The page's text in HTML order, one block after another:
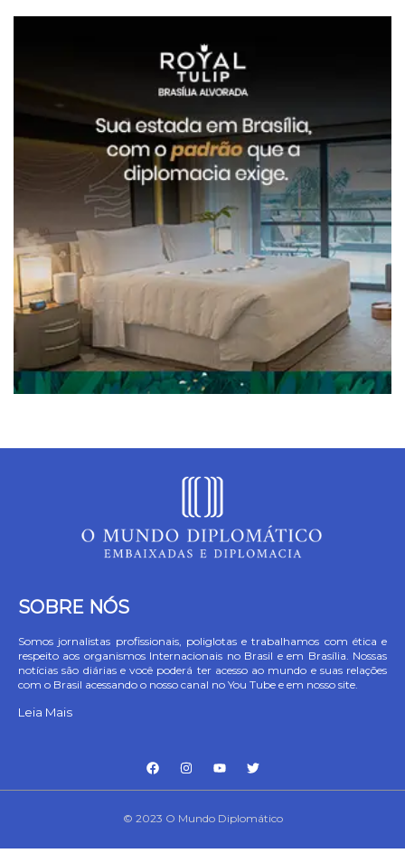
SOBRE NÓS
Somos jornalistas profissionais, poliglotas e trabalhamos com ética e
respeito aos organismos Internacionais no Brasil e em Brasília. Nossas
notícias são diárias e você poderá ter acesso ao mundo e suas relações
com o Brasil acessando o nosso canal no You Tube e em nosso site.
Leia Mais
© 2023 O Mundo Diplomático